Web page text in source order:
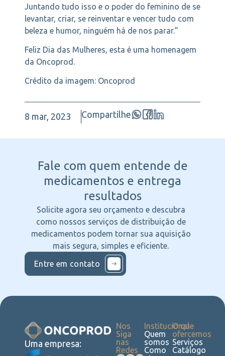
Juntando tudo isso e o poder do feminino de se
levantar, criar, se reinventar e vencer tudo com
beleza e humor, ninguém há de nos parar.”
Feliz Dia das Mulheres, esta é uma homenagem
da Oncoprod.
Crédito da imagem: Oncoprod
8 mar, 2023 Compartilhe
Fale com quem entende de
medicamentos e entrega
resultados
Solicite agora seu orçamento e descubra
como nossos serviços de distribuição de
medicamentos podem tornar sua aquisição
mais segura, simples e eficiente.
Entre em contato
Uma empresa:
Institucional
Quem
somos
Como
O que
ofercemos
Serviços
Catálogo
Nos
Siga
nas
Redes